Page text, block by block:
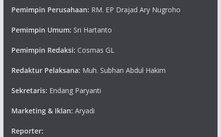
Pemimpin Perusahaan: RM. EP Drajad Ary Nugroho
Pemimpin Umum: Sri Hartanto
Pemimpin Redaksi: Cosmas GL
Redaktur Pelaksana: Muh. Subhan Abdul Hakim
Sekretaris: Endang Paryanti
Marketing & Iklan: Aryadi
Reporter: